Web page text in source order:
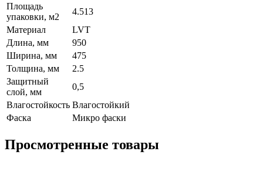
Площадь
упаковки, м2
4.513
Материал
LVT
Длина, мм
950
Ширина, мм
475
Толщина, мм
2.5
Защитный
слой, мм
0,5
Влагостойкость Влагостойкий
Фаска
Микро фаски
Просмотренные товары